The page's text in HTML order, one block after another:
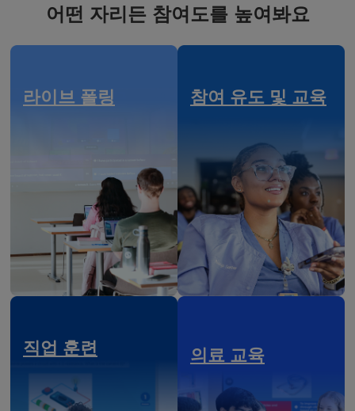
어떤 자리든 참여도를 높여봐요
라이브 폴링 참여 유도 및 교육
직업 훈련 의료 교육